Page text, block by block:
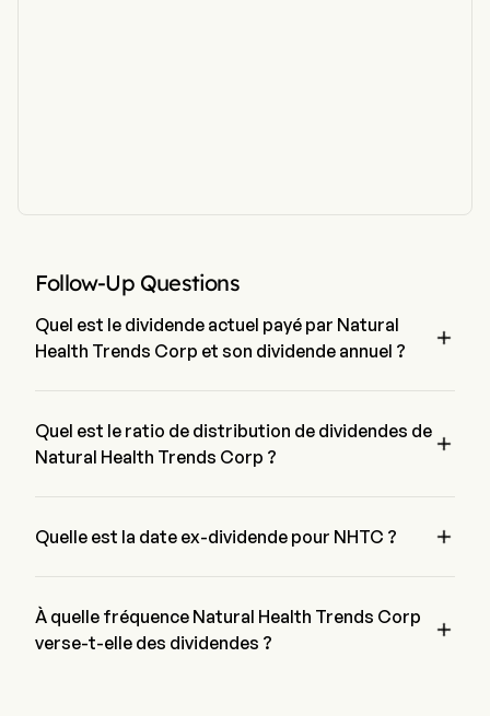
Follow-Up Questions
Quel est le dividende actuel payé par Natural
Health Trends Corp et son dividende annuel ?

Corp est de $0.80
Quel est le ratio de distribution de dividendes de
Natural Health Trends Corp ?

Quelle est la date ex-dividende pour NHTC ? 
À quelle fréquence Natural Health Trends Corp
verse-t-elle des dividendes ?
